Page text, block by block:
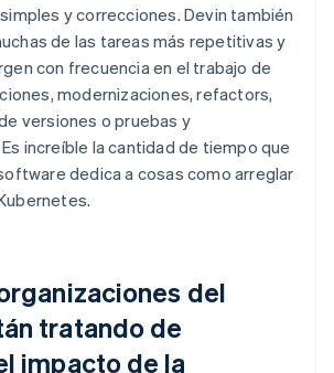
y correcciones. Devin también
de las tareas más repetitivas y
con frecuencia en el trabajo de
modernizaciones, refactors,
versiones o pruebas y
increíble la cantidad de tiempo que
dedica a cosas como arreglar
del
tratando de
impacto de la